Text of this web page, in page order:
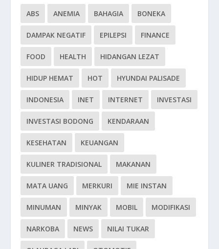
ABS ANEMIA BAHAGIA BONEKA
DAMPAK NEGATIF EPILEPSI FINANCE
FOOD HEALTH HIDANGAN LEZAT
HIDUP HEMAT HOT HYUNDAI PALISADE
INDONESIA INET INTERNET INVESTASI
INVESTASI BODONG KENDARAAN
KESEHATAN KEUANGAN
KULINER TRADISIONAL MAKANAN
MATA UANG MERKURI MIE INSTAN
MINUMAN MINYAK MOBIL MODIFIKASI
NARKOBA NEWS NILAI TUKAR